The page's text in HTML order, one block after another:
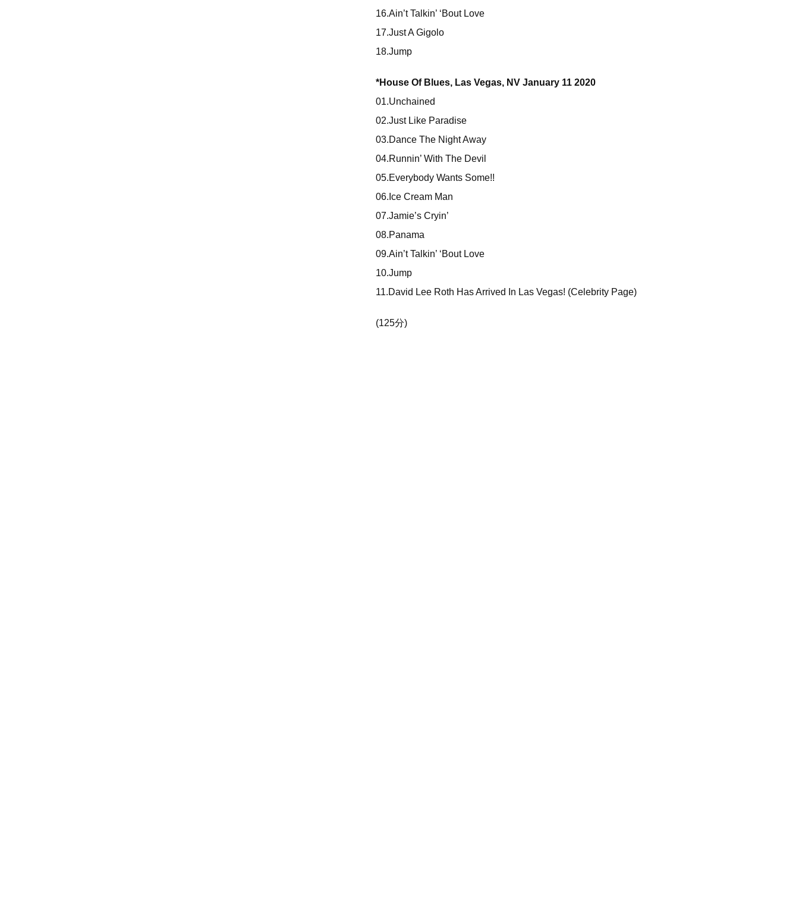
16.Ain’t Talkin’ ‘Bout Love
17.Just A Gigolo
18.Jump
*House Of Blues, Las Vegas, NV January 11 2020
01.Unchained
02.Just Like Paradise
03.Dance The Night Away
04.Runnin’ With The Devil
05.Everybody Wants Some!!
06.Ice Cream Man
07.Jamie’s Cryin’
08.Panama
09.Ain’t Talkin’ ‘Bout Love
10.Jump
11.David Lee Roth Has Arrived In Las Vegas! (Celebrity Page)
(125分)